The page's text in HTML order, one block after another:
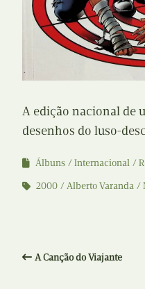
A edição nacional de
desenhos do luso-
Álbuns Internacional
2000
Alberto Varanda
A Canção do Viajante